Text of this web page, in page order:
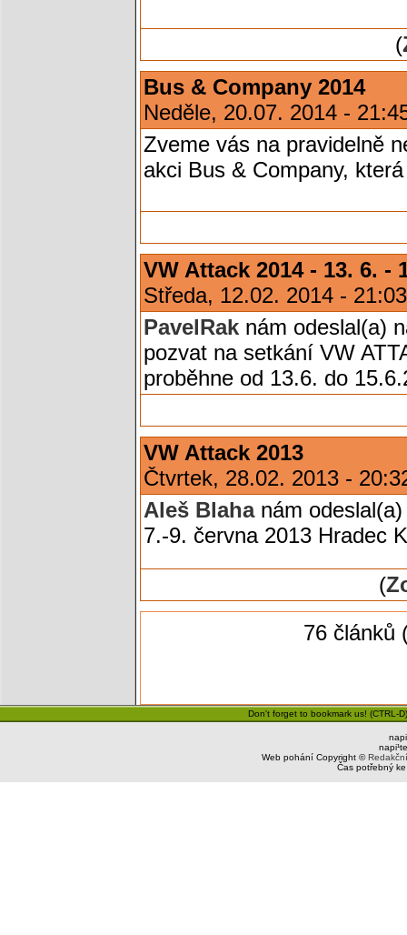
(
Bus & Company 2014
Neděle, 20.07. 2014 -
Zveme vás na pravidelně
akci Bus & Company,
VW Attack 2014 - 13. 6. -
Středa, 12.02. 2014 -
PavelRak nám odeslal(a)
pozvat na setkání VW
proběhne od 13.6. do
VW Attack 2013
Čtvrtek, 28.02. 2013 -
Aleš Blahanám odeslal(a)
7.-9. června 2013 Hradec
(
76 článků
Don't forget to bookmark us! (CTRL-
Web pohání Copyright ©
Čas potřebný